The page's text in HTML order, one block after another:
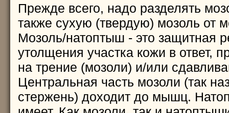
Прежде всего, надо разделять
также сухую (твердую) мозоль от
Мозоль/натоптыш - это защитная
утолщения участка кожи в ответ,
на трение (мозоли) и/или
Центральная часть мозоли (так
стержень) доходит до мышц.